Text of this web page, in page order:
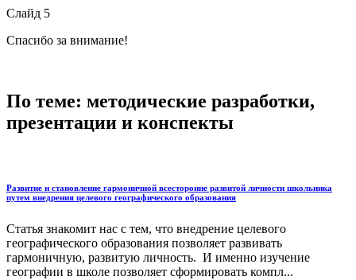
Слайд 5
Спасибо за внимание!
По теме: методические разработки,
презентации и конспекты
Развитие и становление гармоничной всесторонне развитой личности школьника
путем внедрения целевого географического образования
Статья знакомит нас с тем, что внедрение целевого
географического образования позволяет развивать
гармоничную, развитую личность. И именно изучение
географии в школе позволяет сформировать компл...